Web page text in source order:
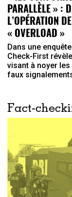
PARALLÈLE » :
L’OPÉRATION
« OVERLOAD »
Dans une
Check-First
visant à noyer
faux
Fact-